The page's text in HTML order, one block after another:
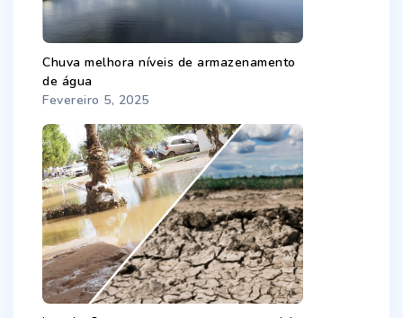
Chuva melhora níveis de armazenamento
de água
Fevereiro 5, 2025